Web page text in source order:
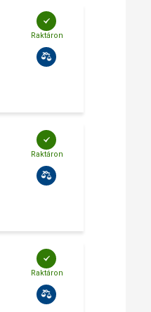
Raktáron
Raktáron
Raktáron